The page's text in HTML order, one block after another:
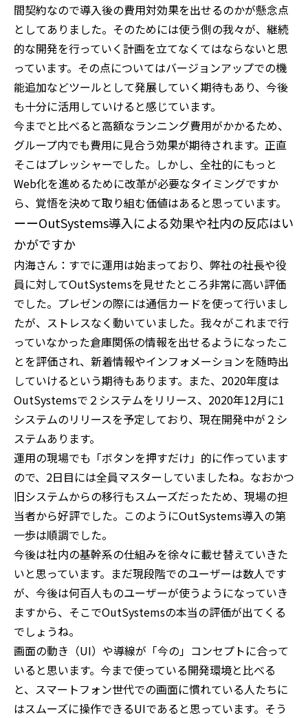
間契約なので導入後の費用対効果を出せるのかが懸念点
としてありました。そのためには使う側の我々が、継続
的な開発を行っていく計画を立てなくてはならないと思
っています。その点についてはバージョンアップでの機
能追加などツールとして発展していく期待もあり、今後
も十分に活用していけると感じています。
今までと比べると高額なランニング費用がかかるため、
グループ内でも費用に見合う効果が期待されます。正直
そこはプレッシャーでした。しかし、全社的にもっと
Web化を進めるために改革が必要なタイミングですか
ら、覚悟を決めて取り組む価値はあると思っています。
ーーOutSystems導入による効果や社内の反応はい
かがですか
内海さん：すでに運用は始まっており、弊社の社長や役
員に対してOutSystemsを見せたところ非常に高い評価
でした。プレゼンの際には通信カードを使って行いまし
たが、ストレスなく動いていました。我々がこれまで行
っていなかった倉庫関係の情報を出せるようになったこ
とを評価され、新着情報やインフォメーションを随時出
していけるという期待もあります。また、2020年度は
OutSystemsで２システムをリリース、2020年12月に1
システムのリリースを予定しており、現在開発中が２シ
ステムあります。
運用の現場でも「ボタンを押すだけ」的に作っています
ので、2日目には全員マスターしていましたね。なおかつ
旧システムからの移行もスムーズだったため、現場の担
当者から好評でした。このようにOutSystems導入の第
一歩は順調でした。
今後は社内の基幹系の仕組みを徐々に載せ替えていきた
いと思っています。まだ現段階でのユーザーは数人です
が、今後は何百人ものユーザーが使うようになっていき
ますから、そこでOutSystemsの本当の評価が出てくる
でしょうね。
画面の動き（UI）や導線が「今の」コンセプトに合って
いると思います。今まで使っている開発環境と比べる
と、スマートフォン世代での画面に慣れている人たちに
はスムーズに操作できるUIであると思っています。そう